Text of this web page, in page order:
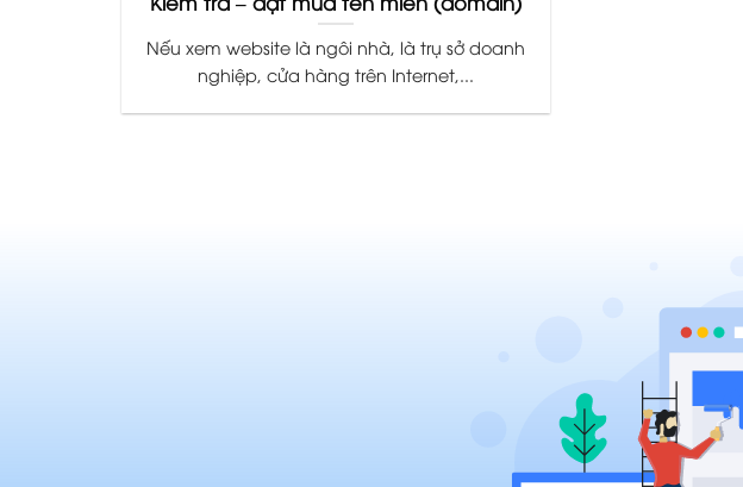
Nếu xem website là ngôi nhà, là trụ sở doanh
nghiệp, cửa hàng trên Internet,...